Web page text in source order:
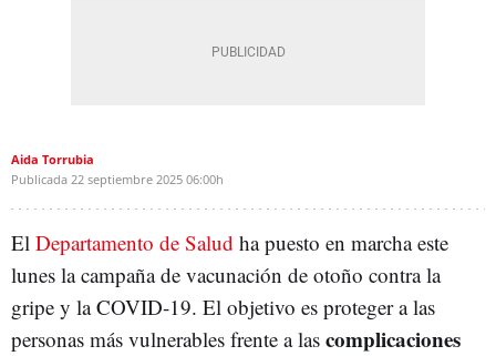
Aida Torrubia
Publicada 22 septiembre 2025 06:00h
El Departamento de Salud ha puesto en marcha este
lunes la campaña de vacunación de otoño contra la
gripe y la COVID-19. El objetivo es proteger a las
personas más vulnerables frente a las complicaciones